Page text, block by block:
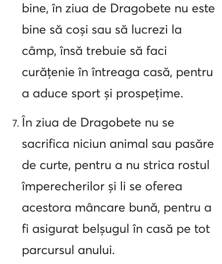
bine, în ziua de Dragobete nu este
bine să coși sau să lucrezi la
câmp, însă trebuie să faci
curățenie în întreaga casă, pentru
a aduce sport și prospețime.
În ziua de Dragobete nu se
sacrifica niciun animal sau pasăre
de curte, pentru a nu strica rostul
împerecherilor și li se oferea
acestora mâncare bună, pentru a
fi asigurat belșugul în casă pe tot
parcursul anului.